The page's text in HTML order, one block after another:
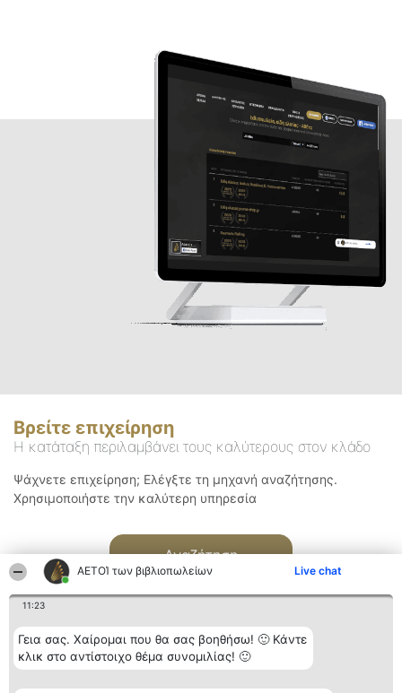
ΑΕΤΟΊ των βιβλιοπωλείων Live chat
11:23
Γεια σας. Χαίρομαι που θα σας βοηθήσω! 🙂 Κάντε
κλικ στο αντίστοιχο θέμα συνομιλίας! 🙂
Βρείτε επιχείρηση
Η κατάταξη περιλαμβάνει τους καλύτερους στον κλάδο
Ψάχνετε επιχείρηση; Ελέγξτε τη μηχανή αναζήτησης.
Χρησιμοποιήστε την καλύτερη υπηρεσία
Αναζήτηση
Διοργανωτής της
Κατάταξη Επικοινωνία